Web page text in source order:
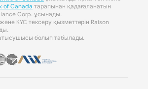
of Canada тарапынан қадағаланатын
Corp. ұсынады.
KYC тексеру қызметтерін Raison
болып табылады.